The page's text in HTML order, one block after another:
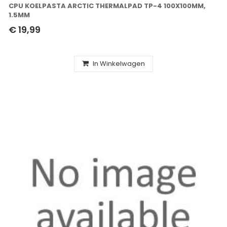
CPU KOELPASTA ARCTIC THERMALPAD TP-4 100X100MM,
1.5MM
€ 19,99
In Winkelwagen